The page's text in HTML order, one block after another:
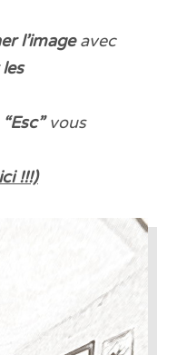
l’imageavec
“Esc”vous
!!!)